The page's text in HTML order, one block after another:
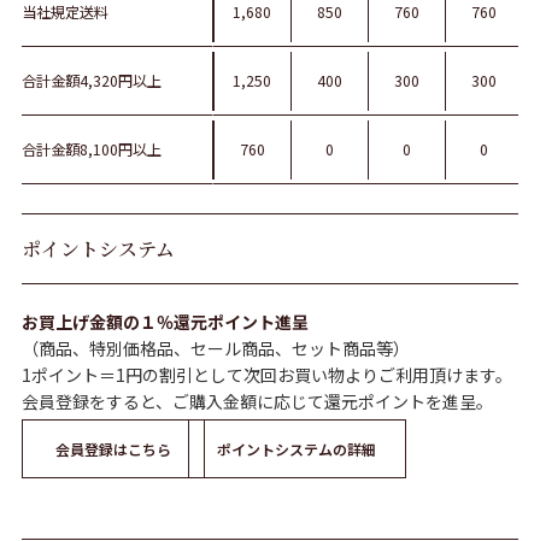
当社規定送料 1,680 850 760 760
合計金額4,320円以上 1,250 400 300 300
合計金額8,100円以上 760 0 0 0
ポイントシステム
お買上げ金額の１％還元ポイント進呈
（商品、特別価格品、セール商品、セット商品等）
1ポイント＝1円の割引として次回お買い物よりご利用頂けます。
会員登録をすると、ご購入金額に応じて還元ポイントを進呈。
会員登録はこちら ポイントシステムの詳細